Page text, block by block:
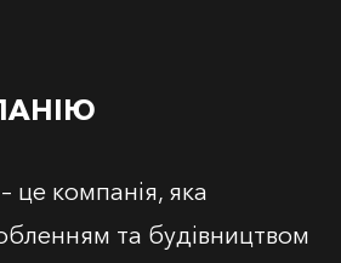
це компанія, яка
та будівництвом